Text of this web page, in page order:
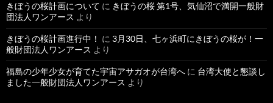
きぼうの桜計画について に きぼうの桜 第1号、気仙沼で満開一般財
団法人ワンアース より
きぼうの桜計画進行中！ に 3月30日、七ヶ浜町にきぼうの桜が！一
般財団法人ワンアース より
福島の少年少女が育てた宇宙アサガオが台湾へ に 台湾大使と懇談し
ました一般財団法人ワンアース より